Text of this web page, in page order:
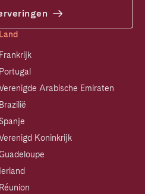
Land
Frankrijk
Portugal
Arabische Emiraten
Brazilië
Spanje
Koninkrijk
Ierland
Réunion